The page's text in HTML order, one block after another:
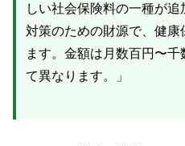
しい社会保険料の一種が
対策のための財源で、健
ます。金額は月数百円〜
て異なります。」